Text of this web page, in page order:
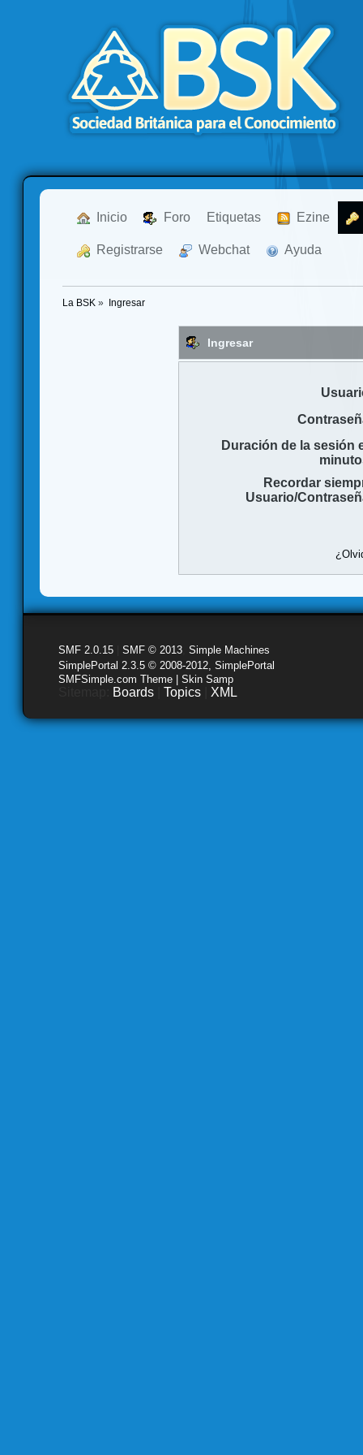
Inicio Foro Etiquetas Ezine
Registrarse Webchat Ayuda
La BSK » Ingresar
Ingresar
Duración de la sesión
Recordar
Usuario/
SMF 2.0.15 SMF © 2013 Simple Machines
SimplePortal 2.3.5 © 2008-2012, SimplePortal
SMFSimple.com Theme | Skin Samp
Boards Topics XML